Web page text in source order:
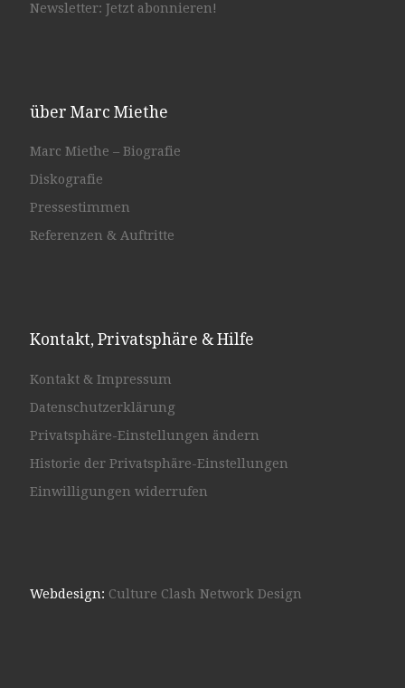
Newsletter: Jetzt abonnieren!
über Marc Miethe
Marc Miethe – Biografie
Diskografie
Pressestimmen
Referenzen & Auftritte
Kontakt, Privatsphäre & Hilfe
Kontakt & Impressum
Datenschutzerklärung
Privatsphäre-Einstellungen ändern
Historie der Privatsphäre-Einstellungen
Einwilligungen widerrufen
Webdesign: Culture Clash Network Design